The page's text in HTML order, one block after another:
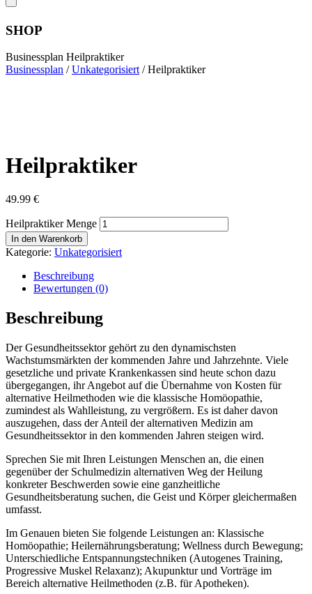
SHOP
Businessplan Heilpraktiker
Businessplan /Unkategorisiert/ Heilpraktiker
Heilpraktiker
49.99 €
Heilpraktiker Menge
In den Warenkorb
Kategorie: Unkategorisiert
Beschreibung
Bewertungen (0)
Beschreibung
Der Gesundheitssektor gehört zu den dynamischsten
Wachstumsmärkten der kommenden Jahre und Jahrzehnte. Viele
gesetzliche und private Krankenkassen sind heute schon dazu
übergegangen, ihr Angebot auf die Übernahme von Kosten für
alternative Heilmethoden wie die klassische Homöopathie,
zumindest als Wahlleistung, zu vergrößern. Es ist daher davon
auszugehen, dass der Anteil der alternativen Medizin am
Gesundheitssektor in den kommenden Jahren steigen wird.
Sprechen Sie mit Ihren Leistungen Menschen an, die einen
gegenüber der Schulmedizin alternativen Weg der Heilung
konkreter Beschwerden sowie eine ganzheitliche
Gesundheitsberatung suchen, die Geist und Körper gleichermaßen
umfasst.
Im Genauen bieten Sie folgende Leistungen an: Klassische
Homöopathie; Heilernährungsberatung; Wellness durch Bewegung;
Unterschiedliche Entspannungstechniken (Autogenes Training,
Progressive Muskel Relaxanz); Akupunktur und Vorträge im
Bereich alternative Heilmethoden (z.B. für Apotheken).